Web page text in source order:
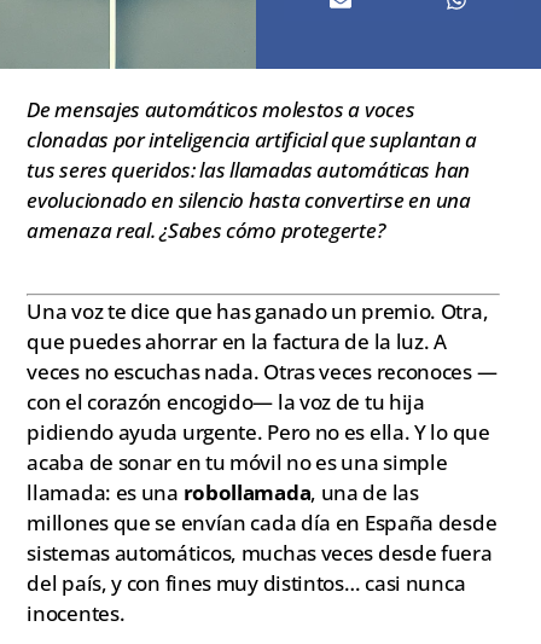
De mensajes automáticos molestos a voces
clonadas por inteligencia artificial que suplantan a
tus seres queridos: las llamadas automáticas han
evolucionado en silencio hasta convertirse en una
amenaza real. ¿Sabes cómo protegerte?
Una voz te dice que has ganado un premio. Otra,
que puedes ahorrar en la factura de la luz. A
veces no escuchas nada. Otras veces reconoces —
con el corazón encogido— la voz de tu hija
pidiendo ayuda urgente. Pero no es ella. Y lo que
acaba de sonar en tu móvil no es una simple
llamada: es una robollamada, una de las
millones que se envían cada día en España desde
sistemas automáticos, muchas veces desde fuera
del país, y con fines muy distintos… casi nunca
inocentes.